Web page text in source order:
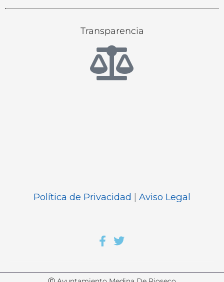
Transparencia
Política de Privacidad | Aviso Legal